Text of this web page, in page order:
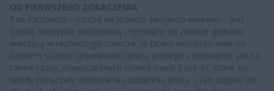
OD PIERWSZEGO ZOBACZENIA
Pan Kazimierz – trochę na przekór swojemu wiekowi – jest
osobą niezwykle postępową i niemalże od zawsze głęboko
wierzącą w technologie rolnicze. W latach młodości miał on
bowiem szansę obserwować pracę jednego z niezwykle, jak na
tamte czasy, nowoczesnych modeli marki Case IH, które już
wtedy wyręczały rolników w codziennej pracy. „Ten ciągnik był